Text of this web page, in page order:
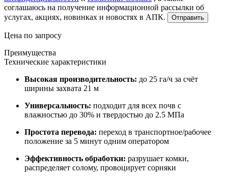
соглашаюсь на получение информационной рассылки об
услугах, акциях, новинках и новостях в АПК.
Отправить
Цена по запросу
Преимущества
Технические характеристики
Высокая производительность: до 25 га/ч за счёт
ширины захвата 21 м
Универсальность: подходит для всех почв с
влажностью до 30% и твердостью до 2.5 МПа
Простота перевода: переход в транспортное/рабочее
положение за 5 минут одним оператором
Эффективность обработки: разрушает комки,
распределяет солому, провоцирует сорняки